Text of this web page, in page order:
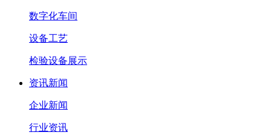
数字化车间
设备工艺
检验设备展示
资讯新闻
企业新闻
行业资讯